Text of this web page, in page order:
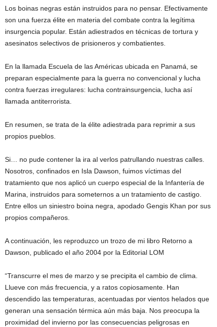
Los boinas negras están instruidos para no pensar. Efectivamente
son una fuerza élite en materia del combate contra la legítima
insurgencia popular. Están adiestrados en técnicas de tortura y
asesinatos selectivos de prisioneros y combatientes.
En la llamada Escuela de las Américas ubicada en Panamá, se
preparan especialmente para la guerra no convencional y lucha
contra fuerzas irregulares: lucha contrainsurgencia, lucha así
llamada antiterrorista.
En resumen, se trata de la élite adiestrada para reprimir a sus
propios pueblos.
Si… no pude contener la ira al verlos patrullando nuestras calles.
Nosotros, confinados en Isla Dawson, fuimos víctimas del
tratamiento que nos aplicó un cuerpo especial de la Infantería de
Marina, instruidos para someternos a un tratamiento de castigo.
Entre ellos un siniestro boina negra, apodado Gengis Khan por sus
propios compañeros.
A continuación, les reproduzco un trozo de mi libro Retorno a
Dawson, publicado el año 2004 por la Editorial LOM
“Transcurre el mes de marzo y se precipita el cambio de clima.
Llueve con más frecuencia, y a ratos copiosamente. Han
descendido las temperaturas, acentuadas por vientos helados que
generan una sensación térmica aún más baja. Nos preocupa la
proximidad del invierno por las consecuencias peligrosas en